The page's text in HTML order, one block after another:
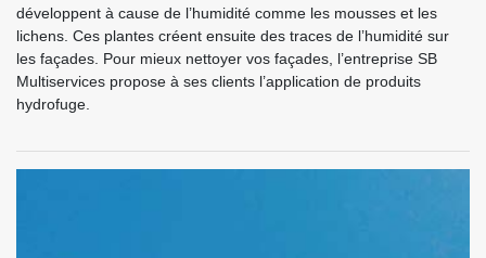
développent à cause de l’humidité comme les mousses et les
lichens. Ces plantes créent ensuite des traces de l’humidité sur
les façades. Pour mieux nettoyer vos façades, l’entreprise SB
Multiservices propose à ses clients l’application de produits
hydrofuge.